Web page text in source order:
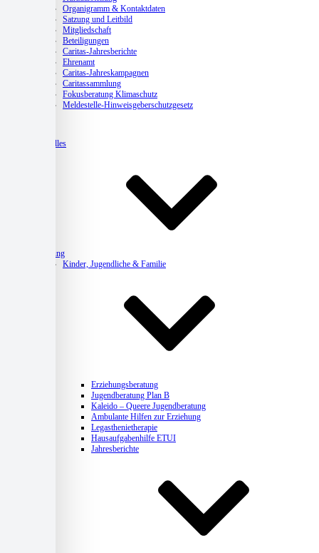
Organigramm & Kontaktdaten
Satzung und Leitbild
Mitgliedschaft
Beteiligungen
Caritas-Jahresberichte
Ehrenamt
Caritas-Jahreskampagnen
Caritassammlung
Fokusberatung Klimaschutz
Meldestelle-Hinweisgeberschutzgesetz
Aktuelles
Beratung
Kinder, Jugendliche & Familie
Erziehungsberatung
Jugendberatung Plan B
Kaleido – Queere Jugendberatung
Ambulante Hilfen zur Erziehung
Legasthenietherapie
Hausaufgabenhilfe ETUI
Jahresberichte